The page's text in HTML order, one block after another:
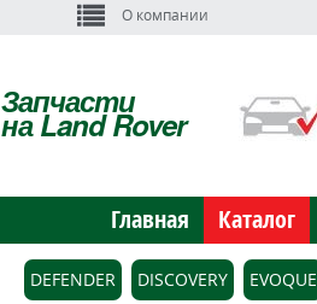
О компании
Запчасти
на Land Rover
Главная Каталог
DEFENDER DISCOVERY EVOQUE